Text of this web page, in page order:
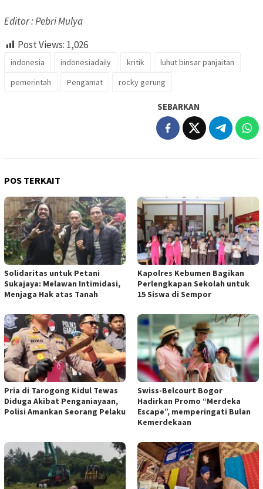
Editor : Pebri Mulya
Post Views: 1,026
indonesia indonesiadaily kritik
luhut binsar panjaitan
pemerintah
Pengamat rocky gerung
SEBARKAN
POS TERKAIT
Solidaritas untuk Petani
Sukajaya: Melawan Intimidasi,
Menjaga Hak atas Tanah
Kapolres Kebumen Bagikan
Perlengkapan Sekolah untuk
15 Siswa di Sempor
Pria di Tarogong Kidul Tewas
Diduga Akibat Penganiayaan,
Polisi Amankan Seorang Pelaku
Swiss-Belcourt Bogor
Hadirkan Promo “Merdeka
Escape”, memperingati Bulan
Kemerdekaan